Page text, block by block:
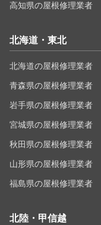
高知県の屋根修理業者
北海道・東北
北海道の屋根修理業者
青森県の屋根修理業者
岩手県の屋根修理業者
宮城県の屋根修理業者
秋田県の屋根修理業者
山形県の屋根修理業者
福島県の屋根修理業者
北陸・甲信越